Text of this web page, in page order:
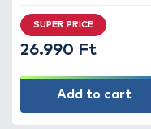
SUPER PRICE
26.990 Ft
Add to cart